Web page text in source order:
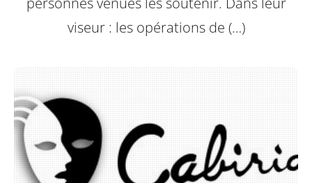
viseur : les opérations de (…)